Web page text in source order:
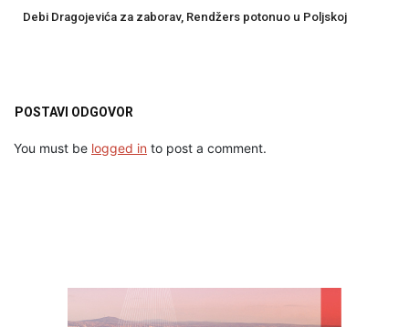
Debi Dragojevića za zaborav, Rendžers potonuo u Poljskoj
POSTAVI ODGOVOR
You must be logged in to post a comment.